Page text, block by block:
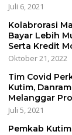
Juli 6, 2021
Kolabrorasi
Bayar Lebih
Serta Kredit
Oktober 21, 2022
Tim Covid
Kutim,
Melanggar
Juli 5, 2021
Pemkab